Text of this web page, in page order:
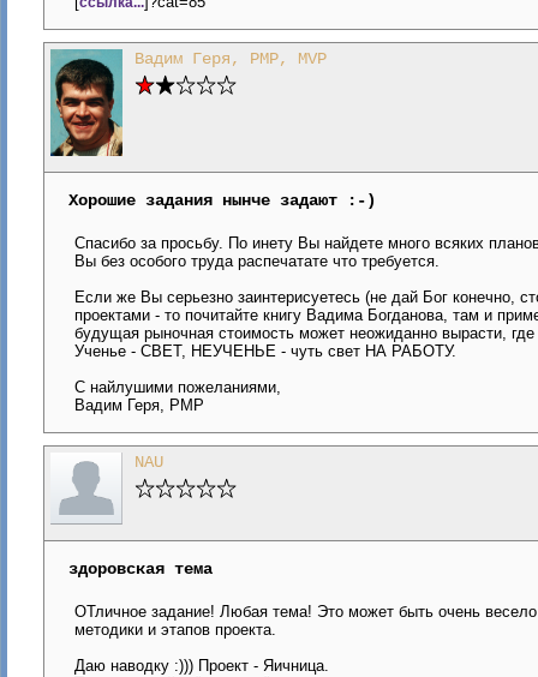
Вадим Геря, PMP, MVP
Хорошие задания нынче задают :-)
Спасибо за просьбу. По инету Вы найдете много всяких
Вы без особого труда распечатате что требуется.
Если же Вы серьезно заинтерисуетесь (не дай Бог конечно,
проектами - то почитайте книгу Вадима Богданова, там и
будущая рыночная стоимость может неожиданно вырасти,
Ученье - СВЕТ, НЕУЧЕНЬЕ - чуть свет НА РАБОТУ.
С найлушими пожеланиями,
Вадим Геря, PMP
NAU
здоровская тема
ОТличное задание! Любая тема! Это может быть очень
методики и этапов проекта.
Даю наводку :))) Проект - Яичница.